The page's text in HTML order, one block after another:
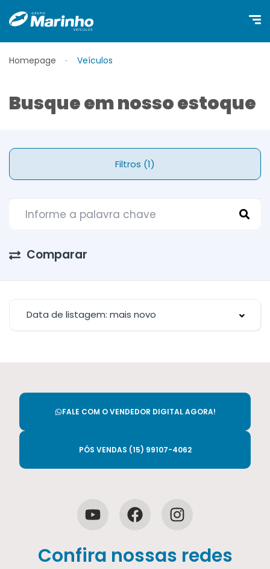
Homepage Veículos
Busque em nosso estoque
Filtros (1)
Comparar
Data de listagem: mais novo
FALE COM O VENDEDOR DIGITAL AGORA!
PÓS VENDAS (15) 99107-4062
Confira nossas redes